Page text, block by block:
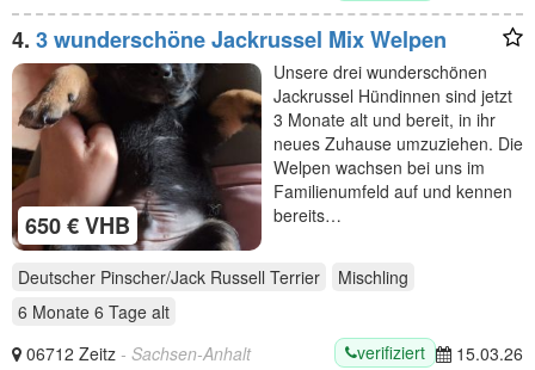
4. 3 wunderschöne Jackrussel Mix Welpen
650 € VHB
Unsere drei wunderschönen
Jackrussel Hündinnen sind jetzt
3 Monate alt und bereit, in ihr
neues Zuhause umzuziehen. Die
Welpen wachsen bei uns im
Familienumfeld auf und kennen
bereits…
Deutscher Pinscher/Jack Russell Terrier
Mischling
6 Monate 6 Tage alt
06712 Zeitz - Sachsen-Anhalt verifiziert 15.03.26